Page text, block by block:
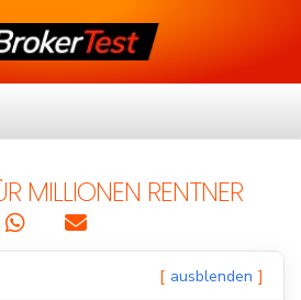
MILLIONEN RENTNER
ausblenden